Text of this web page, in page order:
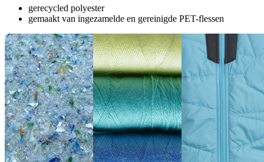
gerecycled polyester
gemaakt van ingezamelde en gereinigde PET-flessen